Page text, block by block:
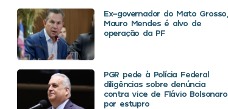
Ex-governador do Mato Grosso,
Mauro Mendes é alvo de
operação da PF
PGR pede à Polícia Federal
diligências sobre denúncia
contra vice de Flávio Bolsonaro
por estupro